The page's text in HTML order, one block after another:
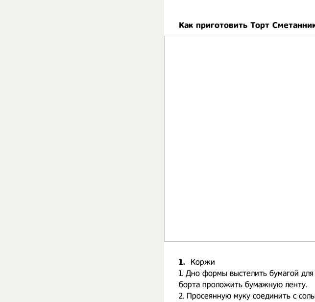
Как приготовить Торт
1.
Коржи
1. Дно формы выстелить бумагой
борта проложить бумажную ленту.
2. Просеянную муку соединить с